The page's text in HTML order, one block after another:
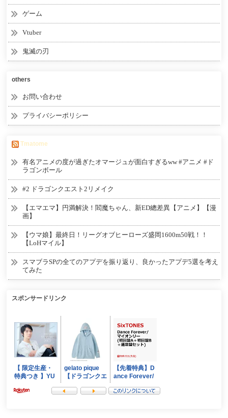
ゲーム
Vtuber
鬼滅の刃
others
お問い合わせ
プライバシーポリシー
Tmatome
有名アニメの度が過ぎたオマージュが面白すぎるww #アニメ #ド
ラゴンボール
#2 ドラゴンクエスト2リメイク
【エマエマ】円満解決！閻魔ちゃん、新ED總差異【アニメ】【漫
画】
【ウマ娘】最終日！リーグオブヒーローズ盛岡1600m50戦！！
【LoHマイル】
スマブラSPの全てのアプデを振り返り、良かったアプデ5選を考え
てみた
スポンサードリンク